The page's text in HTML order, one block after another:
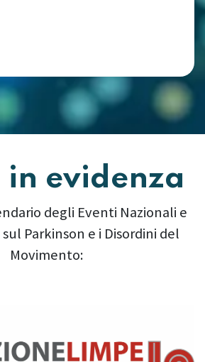
in evidenza
degli Eventi Nazionali e
Parkinson e i Disordini del
Movimento: